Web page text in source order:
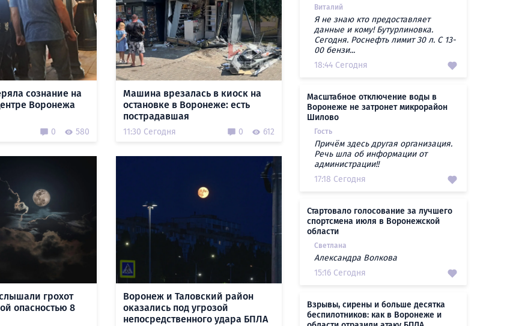
сознание на
Воронежа
0 580
Машина врезалась в киоск на
остановке в Воронеже: есть
пострадавшая
11:30 Сегодня 0 612
грохот
опасностью 8
Воронеж и Таловский район
оказались под угрозой
непосредственного удара БПЛА
Виталий
Я не знаю кто предоставляет
данные и кому! Бутурлиновка.
Сегодня. Роснефть лимит 30 л. С 13-
00 бензи...
18:44 Сегодня
Масштабное отключение воды в
Воронеже не затронет микрорайон
Шилово
Гость
Причём здесь другая организация.
Речь шла об информации от
администрации!!
17:18 Сегодня
Стартовало голосование за лучшего
спортсмена июля в Воронежской
области
Светлана
Александра Волкова
15:16 Сегодня
Взрывы, сирены и больше десятка
беспилотников: как в Воронеже и